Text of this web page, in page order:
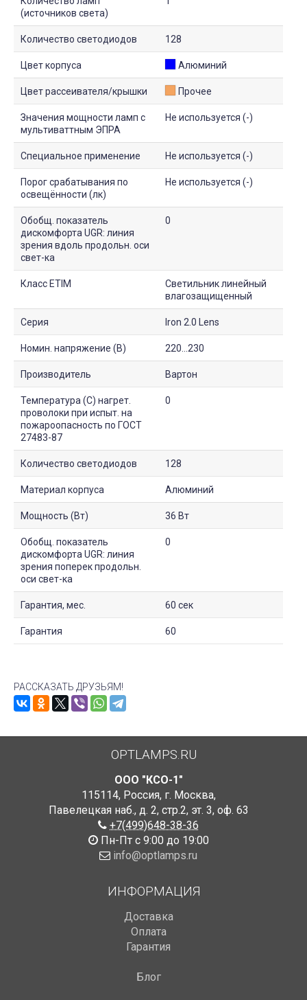
(источников света)
Количество светодиодов 128
Цвет корпуса Алюминий
Цвет рассеивателя/крышки Прочее
Значения мощности ламп с
мультиваттным ЭПРА
Не используется (-)
Специальное применение Не используется (-)
Порог срабатывания по
освещённости (лк)
Не используется (-)
Обобщ. показатель
дискомфорта UGR: линия
зрения вдоль продольн. оси
свет-ка
0
Класс ETIM
Светильник линейный
влагозащищенный
Серия Iron 2.0 Lens
Номин. напряжение (В) 220...230
Производитель Вартон
Температура (С) нагрет.
проволоки при испыт. на
пожароопасность по ГОСТ
27483-87
0
Количество светодиодов 128
Материал корпуса Алюминий
Мощность (Вт) 36 Вт
Обобщ. показатель
дискомфорта UGR: линия
зрения поперек продольн.
оси свет-ка
0
Гарантия, мес. 60 сек
Гарантия 60
РАССКАЗАТЬ ДРУЗЬЯМ!
OPTLAMPS.RU
ООО "КСО-1"
115114, Россия, г. Москва,
Павелецкая наб., д. 2, стр.2, эт. 3, оф. 63
+7(499)648-38-36
Пн-Пт с 9:00 до 19:00
info@optlamps.ru
ИНФОРМАЦИЯ
Доставка
Оплата
Гарантия
Блог